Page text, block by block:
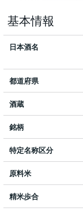
基本情報
日本酒名
都道府県
酒蔵
銘柄
特定名称区分
原料米
精米歩合